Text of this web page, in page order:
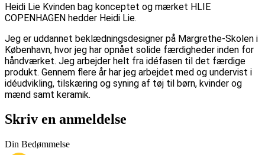
Heidi Lie Kvinden bag konceptet og mærket HLIE
COPENHAGEN hedder Heidi Lie.
Jeg er uddannet beklædningsdesigner på Margrethe-Skolen i
København, hvor jeg har opnået solide færdigheder inden for
håndværket. Jeg arbejder helt fra idéfasen til det færdige
produkt. Gennem flere år har jeg arbejdet med og undervist i
idéudvikling, tilskæring og syning af tøj til børn, kvinder og
mænd samt keramik.
Skriv en anmeldelse
Din Bedømmelse